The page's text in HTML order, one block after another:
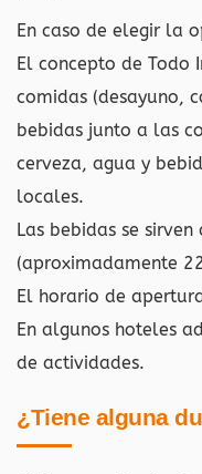
En caso de elegir la
El concepto de Todo
comidas (desayuno,
bebidas junto a las
cerveza, agua y
locales.
Las bebidas se
(aproximadamente
El horario de
En algunos hoteles
de actividades.
¿Tiene alguna